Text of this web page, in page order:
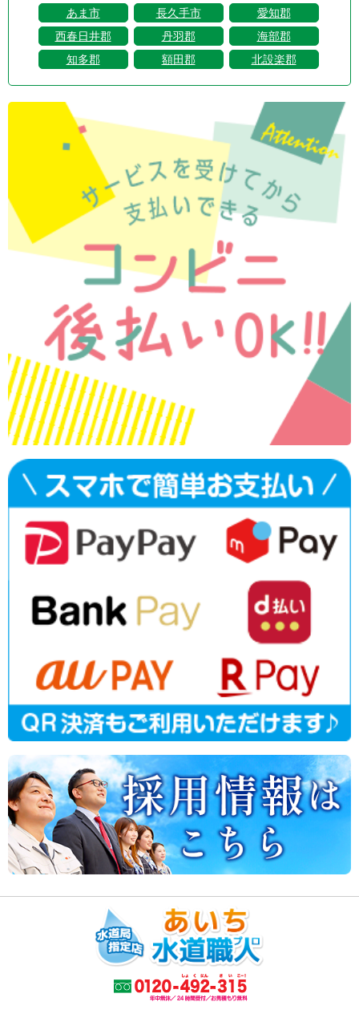
あま市
長久手市
愛知郡
西春日井郡
丹羽郡
海部郡
知多郡
額田郡 北設楽郡